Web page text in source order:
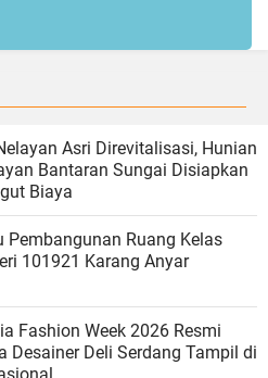
Asri Direvitalisasi, Hunian
Bantaran Sungai Disiapkan
Biaya
Pembangunan Ruang Kelas
101921 Karang Anyar
Fashion Week 2026 Resmi
Desainer Deli Serdang Tampil di